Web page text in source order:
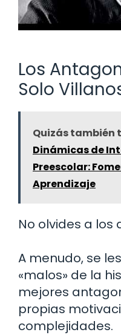
Los
Solo
Quizás también
Dinámicas de
Preescolar:
Aprendizaje
No olvides a los
A menudo, se
«malos» de la
mejores
propias
complejidades.